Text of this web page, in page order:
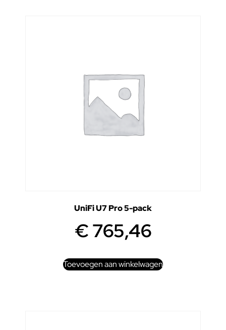
UniFi U7 Pro 5-pack
€765,46
Toevoegen aan winkelwagen